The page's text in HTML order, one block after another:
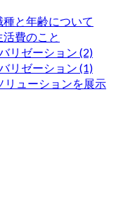
と年齢について
費のこと
リゼーション (2)
リゼーション (1)
リューションを展示